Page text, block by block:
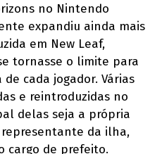
no Nintendo
expandiu ainda mais
em New Leaf,
tornasse o limite para
cada jogador. Várias
e reintroduzidas no
delas seja a própria
da ilha,
cargo de prefeito.